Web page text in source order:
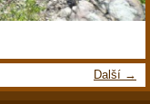
Další →